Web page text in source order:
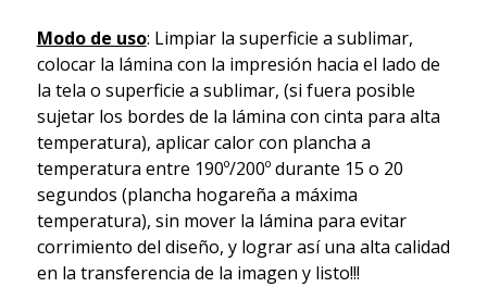
Modo de uso: Limpiar la superficie a sublimar,
colocar la lámina con la impresión hacia el lado de
la tela o superficie a sublimar, (si fuera posible
sujetar los bordes de la lámina con cinta para alta
temperatura), aplicar calor con plancha a
temperatura entre 190º/200º durante 15 o 20
segundos (plancha hogareña a máxima
temperatura), sin mover la lámina para evitar
corrimiento del diseño, y lograr así una alta calidad
en la transferencia de la imagen y listo!!!